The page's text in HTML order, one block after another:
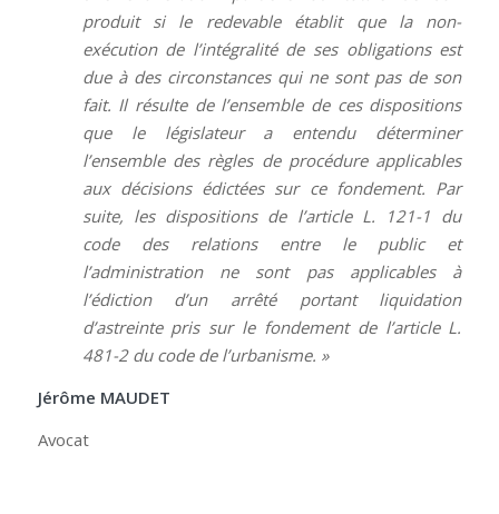
produit si le redevable établit que la non-
exécution de l’intégralité de ses obligations est
due à des circonstances qui ne sont pas de son
fait. Il résulte de l’ensemble de ces dispositions
que le législateur a entendu déterminer
l’ensemble des règles de procédure applicables
aux décisions édictées sur ce fondement. Par
suite, les dispositions de l’article L. 121-1 du
code des relations entre le public et
l’administration ne sont pas applicables à
l’édiction d’un arrêté portant liquidation
d’astreinte pris sur le fondement de l’article L.
481-2 du code de l’urbanisme. »
Jérôme MAUDET
Avocat